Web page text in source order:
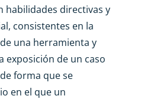
habilidades directivas y
consistentes en la
una herramienta y
exposición de un caso
forma que se
en el que un